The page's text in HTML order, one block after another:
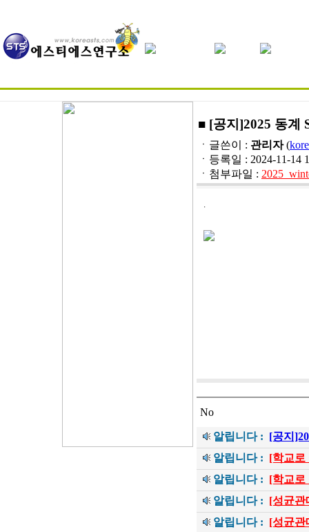
■ [공지]2025 동계
ㆍ글쓴이 : 관리자(
ㆍ등록일 : 2024-11-14
ㆍ첨부파일 :
.
No
알립니다 : [공지
알립니다 : [학교로
알립니다 : [학교로
알립니다 : [성균관
알립니다 : [성균관